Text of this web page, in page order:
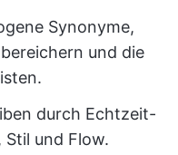
Synonyme,
und die
durch Echtzeit-
Stil und Flow.